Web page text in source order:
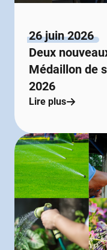
26 juin 2026
Deux
Médaillon de
2026
Lire plus